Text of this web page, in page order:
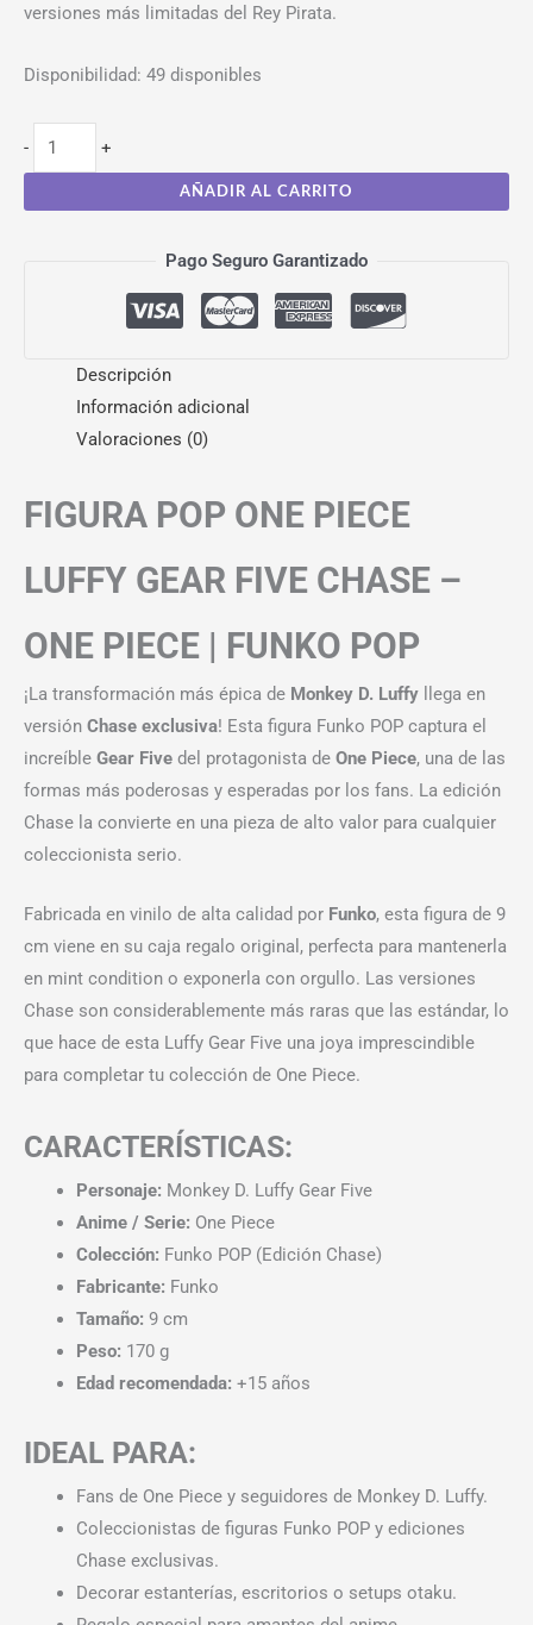
versiones más limitadas del Rey Pirata.
Disponibilidad: 49 disponibles
- +
AÑADIR AL CARRITO
Pago Seguro Garantizado
Descripción
Información adicional
Valoraciones (0)
FIGURA POP ONE PIECE
LUFFY GEAR FIVE CHASE –
ONE PIECE | FUNKO POP
¡La transformación más épica de Monkey D. Luffy llega en
versión Chase exclusiva! Esta figura Funko POP captura el
increíble Gear Five del protagonista de One Piece, una de las
formas más poderosas y esperadas por los fans. La edición
Chase la convierte en una pieza de alto valor para cualquier
coleccionista serio.
Fabricada en vinilo de alta calidad por Funko, esta figura de 9
cm viene en su caja regalo original, perfecta para mantenerla
en mint condition o exponerla con orgullo. Las versiones
Chase son considerablemente más raras que las estándar, lo
que hace de esta Luffy Gear Five una joya imprescindible
para completar tu colección de One Piece.
CARACTERÍSTICAS:
Personaje: Monkey D. Luffy Gear Five
Anime / Serie: One Piece
Colección: Funko POP (Edición Chase)
Fabricante: Funko
Tamaño: 9 cm
Peso: 170 g
Edad recomendada: +15 años
IDEAL PARA:
Fans de One Piece y seguidores de Monkey D. Luffy.
Coleccionistas de figuras Funko POP y ediciones
Chase exclusivas.
Decorar estanterías, escritorios o setups otaku.